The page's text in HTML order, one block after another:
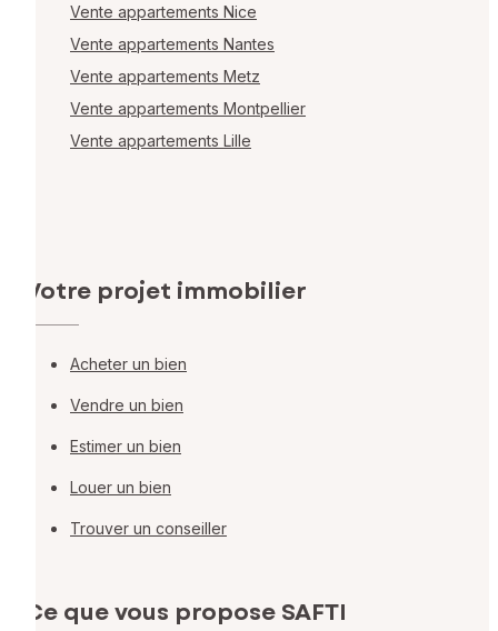
Vente appartements Nice
Vente appartements Nantes
Vente appartements Metz
Vente appartements Montpellier
Vente appartements Lille
Votre projet immobilier
Acheter un bien
Vendre un bien
Estimer un bien
Louer un bien
Trouver un conseiller
Ce que vous propose SAFTI